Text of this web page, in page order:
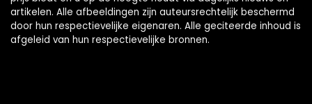
artikelen. Alle afbeeldingen zijn auteursrechtelijk beschermd
door hun respectievelijke eigenaren. Alle geciteerde inhoud is
afgeleid van hun respectievelijke bronnen.